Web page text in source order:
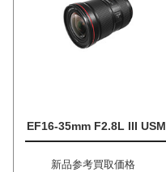
EF16-35mm F2.8L III USM
新品参考買取価格